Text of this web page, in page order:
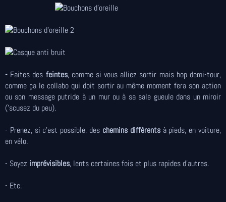
- Faites des feintes, comme si vous alliez sortir mais hop demi-tour,
comme ça le collabo qui doit sortir au même moment fera son action
ou son message putride à un mur ou à sa sale gueule dans un miroir
('scusez du peu).
- Prenez, si c'est possible, des chemins différentsà pieds, en voiture,
en vélo.
- Soyez imprévisibles, lents certaines fois et plus rapides d'autres.
- Etc.